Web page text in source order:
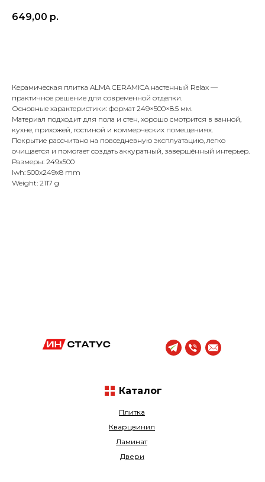
649,00 р.
Керамическая плитка ALMA CERAMICA настенный Relax —
практичное решение для современной отделки.
Основные характеристики: формат 249×500×8.5 мм.
Материал подходит для пола и стен, хорошо смотрится в ванной,
кухне, прихожей, гостиной и коммерческих помещениях.
Покрытие рассчитано на повседневную эксплуатацию, легко
очищается и помогает создать аккуратный, завершённый интерьер.
Размеры: 249x500
lwh: 500x249x8 mm
Weight: 2117 g
Плитка
Кварцвинил
Ламинат
Двери
Каталог